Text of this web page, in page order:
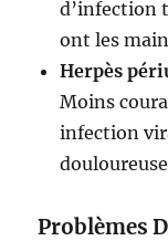
d’infection
ont les
Herpès
Moins
infection
Problèmes